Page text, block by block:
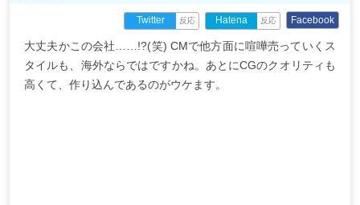
Twitter 反応 Hatena 反応 Facebook
大丈夫かこの会社……!?(笑) CMで他方面に喧嘩売っていくス
タイルも、海外ならではですかね。あとにCGのクオリティも
高くて、作り込んであるのがウケます。